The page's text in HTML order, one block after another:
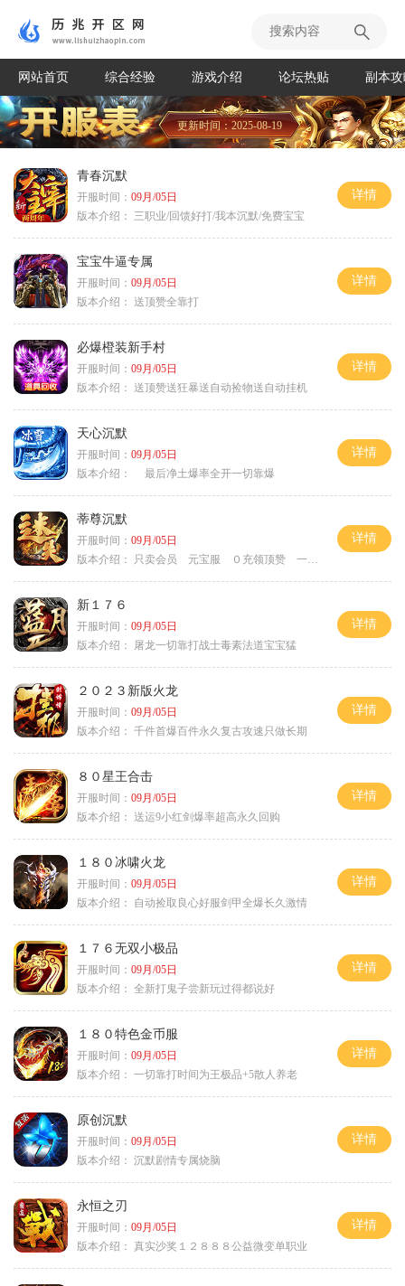
网站首页 综合经验 游戏介绍 论坛热贴 副本
更新时间：2025-08-19
青春沉默
开服时间： 09月/05日
版本介绍：
三职业/回馈好打/我本沉默/免费宝宝
详情
宝宝牛逼专属
开服时间： 09月/05日
版本介绍： 送顶赞全靠打
详情
必爆橙装新手村
开服时间： 09月/05日
版本介绍： 送顶赞送狂暴送自动捡物送自动挂机
详情
天心沉默
开服时间： 09月/05日
版本介绍：
最后净土爆率全开一切靠爆
详情
蒂尊沉默
开服时间： 09月/05日
版本介绍：
只卖会员 元宝服 ０充领顶赞 一切靠打
详情
新１７６
开服时间： 09月/05日
版本介绍：
屠龙一切靠打战士毒素法道宝宝猛
详情
２０２３新版火龙
开服时间： 09月/05日
版本介绍： 千件首爆百件永久复古攻速只做长期
详情
８０星王合击
开服时间： 09月/05日
版本介绍： 送运9小红剑爆率超高永久回购
详情
１８０冰啸火龙
开服时间： 09月/05日
版本介绍：
自动捡取良心好服剑甲全爆长久激情
详情
１７６无双小极品
开服时间： 09月/05日
版本介绍： 全新打鬼子尝新玩过得都说好
详情
１８０特色金币服
开服时间： 09月/05日
版本介绍： 一切靠打时间为王极品+5散人养老
详情
原创沉默
开服时间： 09月/05日
版本介绍： 沉默剧情专属烧脑
详情
永恒之刃
开服时间： 09月/05日
版本介绍： 真实沙奖１２８８８公益微变单职业
详情